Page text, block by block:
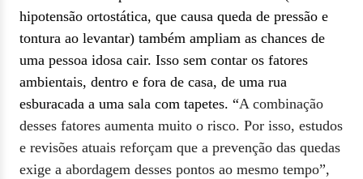
hipotensão ortostática, que causa queda de pressão e
tontura ao levantar) também ampliam as chances de
uma pessoa idosa cair. Isso sem contar os fatores
ambientais, dentro e fora de casa, de uma rua
esburacada a uma sala com tapetes. “A combinação
desses fatores aumenta muito o risco. Por isso, estudos
e revisões atuais reforçam que a prevenção das quedas
exige a abordagem desses pontos ao mesmo tempo”,